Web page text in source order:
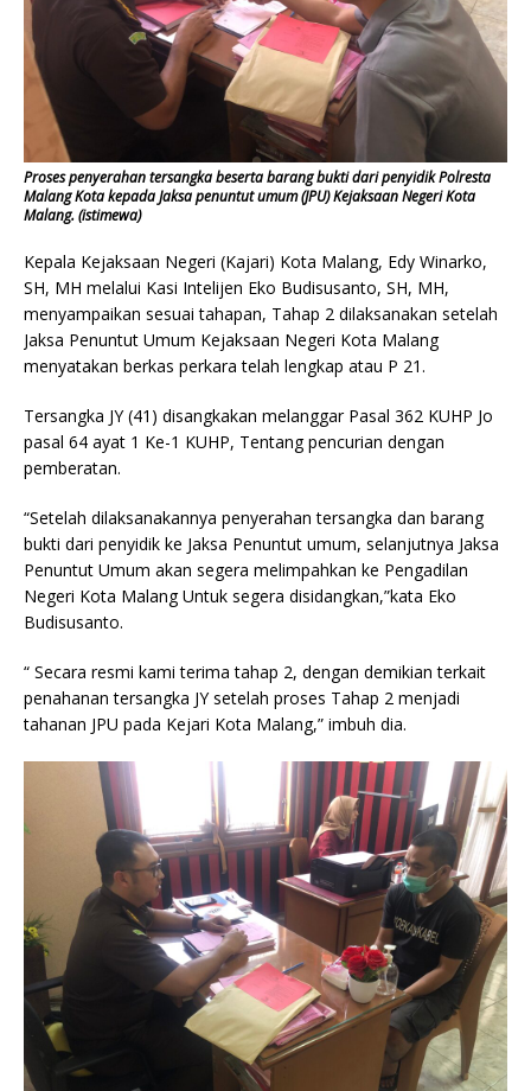
Proses penyerahan tersangka beserta barang bukti dari penyidik Polresta
Malang Kota kepada Jaksa penuntut umum (JPU) Kejaksaan Negeri Kota
Malang. (istimewa)
Kepala Kejaksaan Negeri (Kajari) Kota Malang, Edy Winarko,
SH, MH melalui Kasi Intelijen Eko Budisusanto, SH, MH,
menyampaikan sesuai tahapan, Tahap 2 dilaksanakan setelah
Jaksa Penuntut Umum Kejaksaan Negeri Kota Malang
menyatakan berkas perkara telah lengkap atau P 21.
Tersangka JY (41) disangkakan melanggar Pasal 362 KUHP Jo
pasal 64 ayat 1 Ke-1 KUHP, Tentang pencurian dengan
pemberatan.
“Setelah dilaksanakannya penyerahan tersangka dan barang
bukti dari penyidik ke Jaksa Penuntut umum, selanjutnya Jaksa
Penuntut Umum akan segera melimpahkan ke Pengadilan
Negeri Kota Malang Untuk segera disidangkan,”kata Eko
Budisusanto.
“ Secara resmi kami terima tahap 2, dengan demikian terkait
penahanan tersangka JY setelah proses Tahap 2 menjadi
tahanan JPU pada Kejari Kota Malang,” imbuh dia.